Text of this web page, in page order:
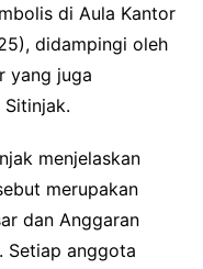
di Aula Kantor
didampingi oleh
yang juga
Sitinjak.
menjelaskan
merupakan
dan Anggaran
Setiap anggota